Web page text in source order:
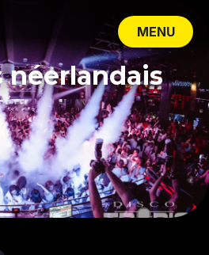
MENU
CLOSE
néerlandais